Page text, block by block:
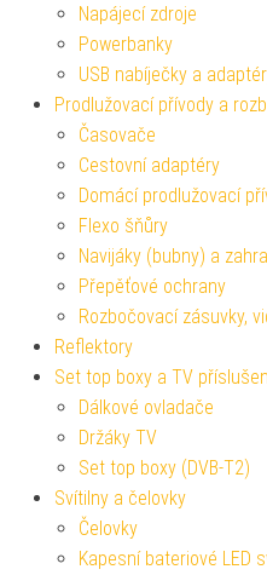
Napájecí zdroje
Powerbanky
USB nabíječky a
Prodlužovací přívody a
Časovače
Cestovní adaptéry
Domácí prodlužovací
Flexo šňůry
Navijáky (bubny) a
Přepěťové ochrany
Rozbočovací zásuvky,
Reflektory
Set top boxy a TV
Dálkové ovladače
Držáky TV
Set top boxy (DVB-T2)
Svítilny a čelovky
Čelovky
Kapesní bateriové LED